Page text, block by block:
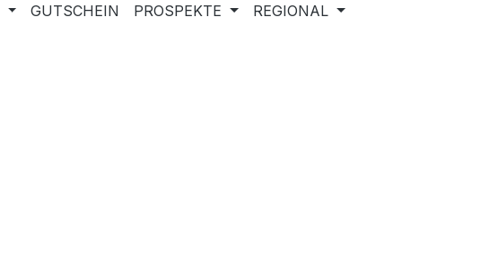
GUTSCHEIN PROSPEKTE REGIONAL